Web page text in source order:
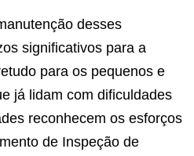
desses
significativos para a
para os pequenos e
já lidam com dificuldades
reconhecem os esforços
de Inspeção de